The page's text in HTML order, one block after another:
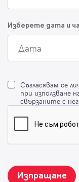
Изберете дата и
Дата
Съгласявам се
при използване
свързаните с
Изпращане